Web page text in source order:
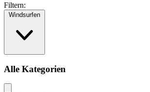
Filtern:
Windsurfen
Alle Kategorien